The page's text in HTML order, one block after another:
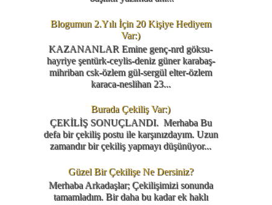
Blogumun 2.Yılı İçin 20 Kişiye Hediyem
Var:)
KAZANANLAR Emine genç-nrd göksu-
hayriye şentürk-ceylis-deniz güner karabaş-
mihriban csk-özlem gül-sergül elter-özlem
karaca-neslihan 23...
Burada Çekiliş Var:)
ÇEKİLİŞ SONUÇLANDI. Merhaba Bu
defa bir çekiliş postu ile karşınızdayım. Uzun
zamandır bir çekiliş yapmayı düşünüyor...
Güzel Bir Çekilişe Ne Dersiniz?
Merhaba Arkadaşlar; Çekilişimizi sonunda
tamamladım. Bir daha bu kadar ek haklı